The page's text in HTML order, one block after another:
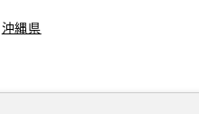
沖縄県